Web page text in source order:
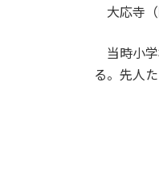
大応寺
当時小
る。先人